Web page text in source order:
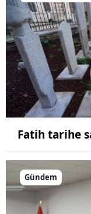
Fatih tarihe
Gündem